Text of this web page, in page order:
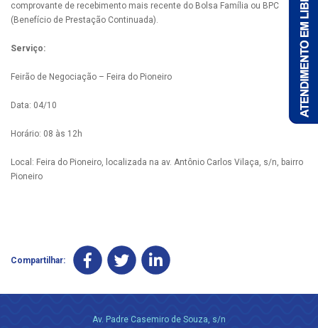
comprovante de recebimento mais recente do Bolsa Família ou BPC
(Benefício de Prestação Continuada).
Serviço:
Feirão de Negociação – Feira do Pioneiro
Data: 04/10
Horário: 08 às 12h
Local: Feira do Pioneiro, localizada na av. Antônio Carlos Vilaça, s/n, bairro
Pioneiro
Compartilhar:
Av. Padre Casemiro de Souza, s/n